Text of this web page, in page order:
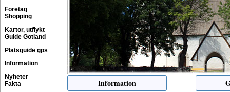
Företag
Shopping
Kartor, utflykt
Guide Gotland
Platsguide gps
Information
Nyheter
Fakta
Information